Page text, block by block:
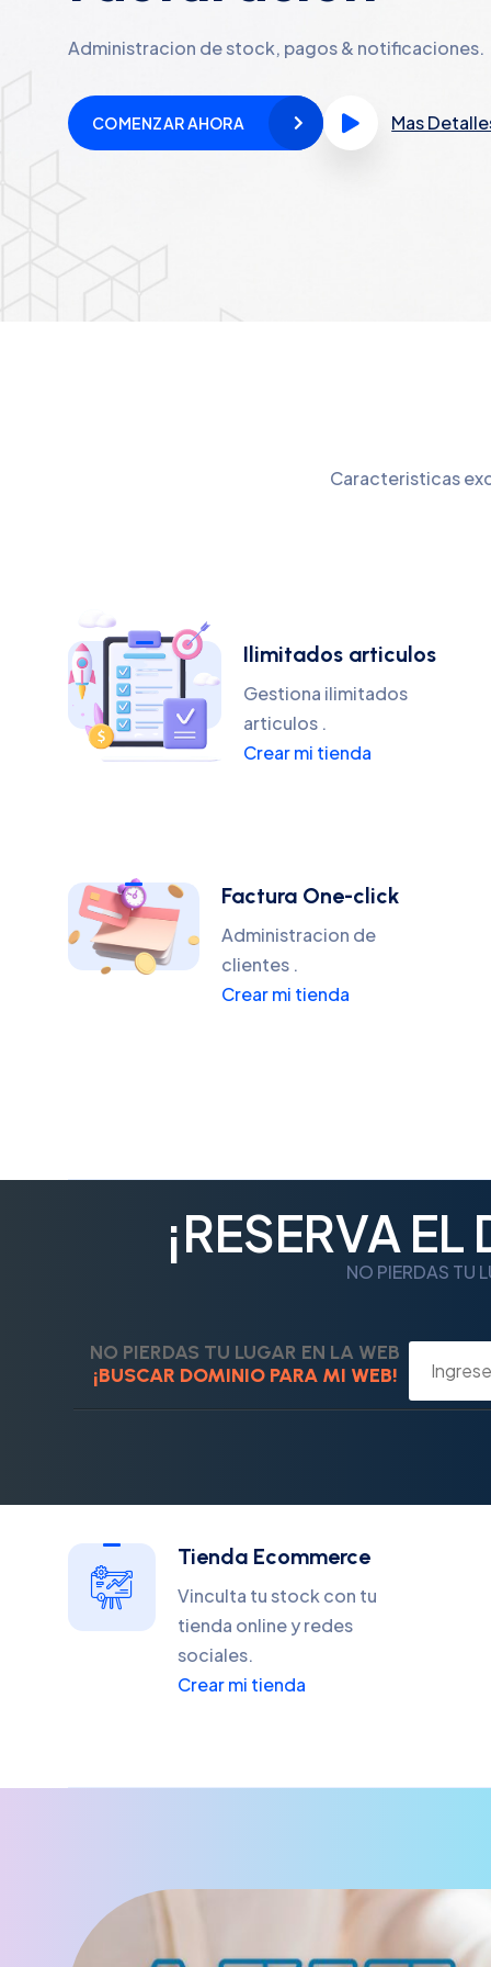
Administracion de stock, pagos & notificaciones.
COMENZAR AHORA Mas
Caracteristicas
Ilimitados articulos
Gestiona ilimitados
articulos .
Crear mi tienda
Factura One-click
Administracion de
clientes .
Crear mi tienda
¡RESERVA
NO PIERDAS TU
NO PIERDAS TU LUGAR EN LA WEB
¡BUSCAR DOMINIO PARA MI WEB!
Tienda Ecommerce
Vinculta tu stock con tu
tienda online y redes
sociales.
Crear mi tienda